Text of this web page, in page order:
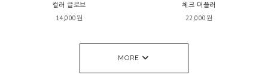
컬러 글로브
14,000원
체크 머플러
22,000원
MORE